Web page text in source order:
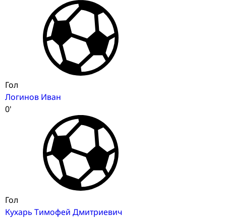
Гол
Логинов Иван
0'
Гол
Кухарь Тимофей Дмитриевич